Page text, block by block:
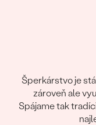
Šperkárstvo je
zároveň ale
Spájame tak